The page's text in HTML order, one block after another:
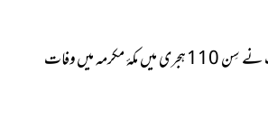
کی ظاہری حیات شریف کے 8سال پائے،آپ نے سِن 110 ہجری میں مکۂ مکرمہ میں وفات